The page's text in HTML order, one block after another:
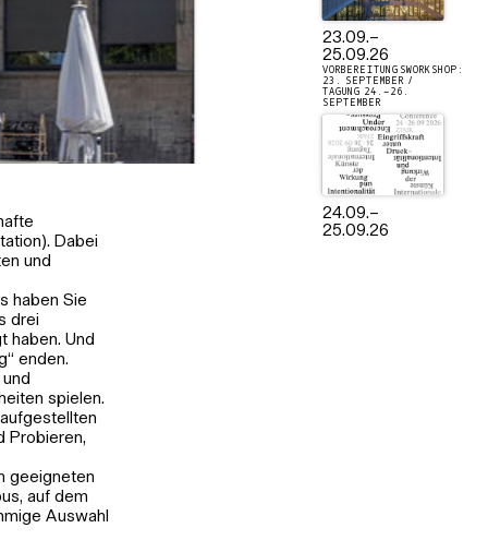
Dabei
und
haben Sie
drei
haben. Und
enden.
spielen.
Probieren,
geeigneten
auf dem
Auswahl
23.09.–
25.09.26
VORBEREITUNGSWORKSHOP:
23. SEPTEMBER /
TAGUNG 24.–26.
SEPTEMBER
24.09.–
25.09.26